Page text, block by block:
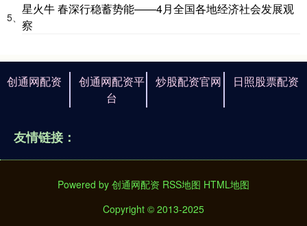
5、
星火牛 春深行稳蓄势能——4月全国各地经济社会发展观
察
创通网配资
创通网配资平
台
炒股配资官网 日照股票配资
友情链接：
Powered by 创通网配资 RSS地图 HTML地图
Copyright © 2013-2025